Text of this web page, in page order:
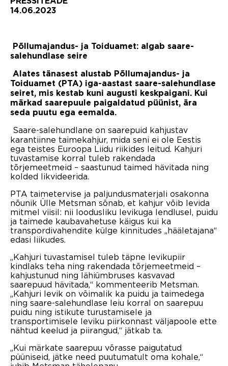
14.06.2023
Põllumajandus- ja Toiduamet: algab saare-
salehundlase seire
Alates tänasest alustab Põllumajandus- ja
Toiduamet (PTA) iga-aastast saare-salehundlase
seiret, mis kestab kuni augusti keskpaigani. Kui
märkad saarepuule paigaldatud püünist, ära
seda puutu ega eemalda.
Saare-salehundlane on saarepuid kahjustav
karantiinne taimekahjur, mida seni ei ole Eestis
ega teistes Euroopa Liidu riikides leitud. Kahjuri
tuvastamise korral tuleb rakendada
tõrjemeetmeid – saastunud taimed hävitada ning
kolded likvideerida.
PTA taimetervise ja paljundusmaterjali osakonna
nõunik Ülle Metsman sõnab, et kahjur võib levida
mitmel viisil: nii loodusliku levikuga lendlusel, puidu
ja taimede kaubavahetuse käigus kui ka
transpordivahendite külge kinnitudes „hääletajana“
edasi liikudes.
„Kahjuri tuvastamisel tuleb täpne levikupiir
kindlaks teha ning rakendada tõrjemeetmeid –
kahjustunud ning lähiümbruses kasvavad
saarepuud hävitada,“ kommenteerib Metsman.
„Kahjuri levik on võimalik ka puidu ja taimedega
ning saare-salehundlase leiu korral on saarepuu
puidu ning istikute turustamisele ja
transportimisele leviku piirkonnast väljapoole ette
nähtud keelud ja piirangud,“ jätkab ta.
„Kui märkate saarepuu võrasse paigutatud
püüniseid, jätke need puutumatult oma kohale,“